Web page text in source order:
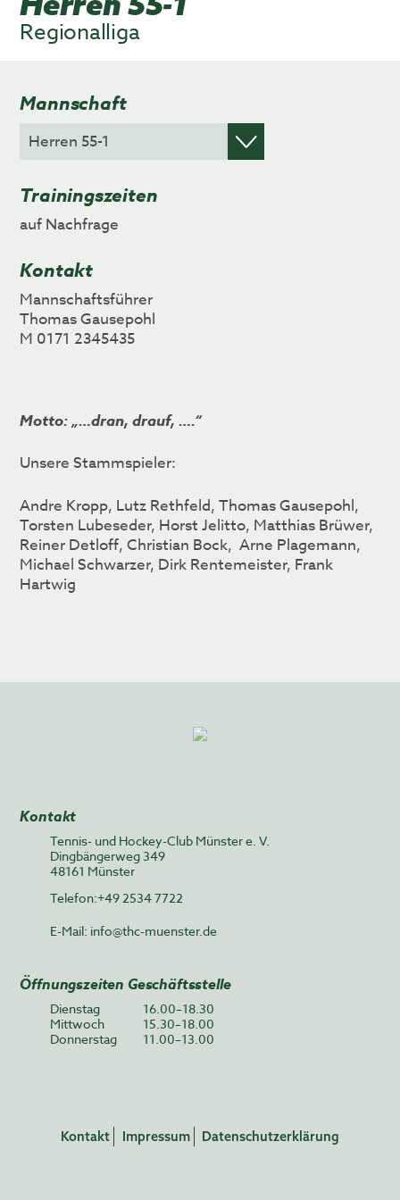
Regionalliga
Mannschaft
Trainingszeiten
auf Nachfrage
Kontakt
Mannschaftsführer
Thomas Gausepohl
M 0171 2345435
Motto: „…dran, drauf, ….“
Unsere Stammspieler:
Andre Kropp, Lutz Rethfeld, Thomas Gausepohl,
Torsten Lubeseder, Horst Jelitto, Matthias Brüwer,
Reiner Detloff, Christian Bock, Arne Plagemann,
Michael Schwarzer, Dirk Rentemeister, Frank
Hartwig
Kontakt
Tennis- und Hockey-Club Münster e. V.
Dingbängerweg 349
48161 Münster
Telefon:+49 2534 7722
E-Mail: info@thc-muenster.de
Öffnungszeiten Geschäftsstelle
Dienstag
16.00–18.30
Mittwoch
15.30–18.00
Donnerstag
11.00–13.00
Kontakt Impressum Datenschutzerklärung